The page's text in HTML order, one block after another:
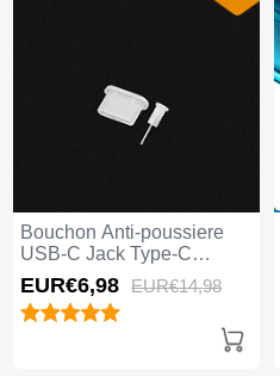
Bouchon Anti-poussiere
USB-C Jack Type-C
Universel H04 Blanc
EUR€6,98 EUR€14,98